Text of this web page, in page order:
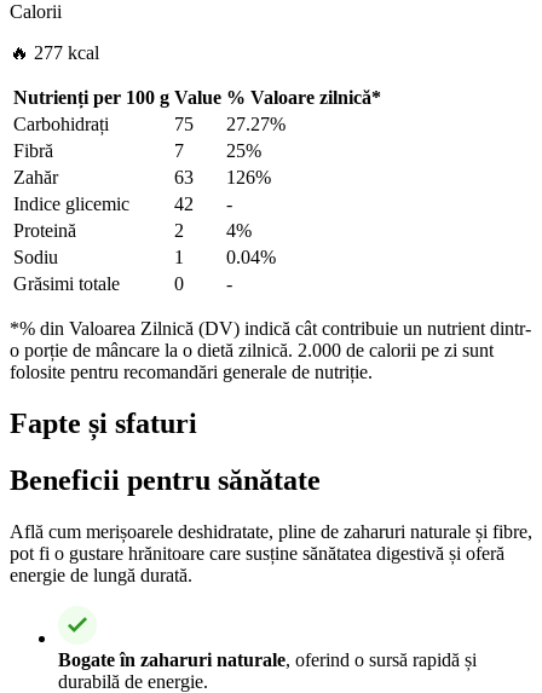
Calorii
🔥 277 kcal
Nutrienți per 100 g Value % Valoare zilnică*
Carbohidrați
75
27.27%
Fibră
7
25%
Zahăr
63
126%
Indice glicemic
42
-
Proteină
2
4%
Sodiu
1
0.04%
Grăsimi totale
0 -
*% din Valoarea Zilnică (DV) indică cât contribuie un nutrient dintr-
o porție de mâncare la o dietă zilnică. 2.000 de calorii pe zi sunt
folosite pentru recomandări generale de nutriție.
Fapte și sfaturi
Beneficii pentru sănătate
Află cum merișoarele deshidratate, pline de zaharuri naturale și fibre,
pot fi o gustare hrănitoare care susține sănătatea digestivă și oferă
energie de lungă durată.
Bogate în zaharuri naturale, oferind o sursă rapidă și
durabilă de energie.